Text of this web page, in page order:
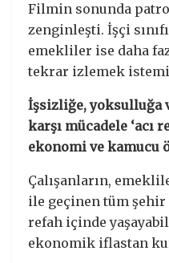
Filmin sonunda
zenginleşti. İşçi
emekliler ise daha
tekrar izlemek
İşsizliğe, yoksulluğa
karşı mücadele ‘acı
ekonomi ve kamucu
Çalışanların,
ile geçinen tüm
refah içinde
ekonomik iflastan